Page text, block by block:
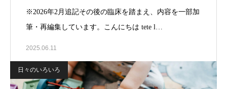
※2026年2月追記その後の臨床を踏まえ、内容を一部加
筆・再編集しています。こんにちは tete l…
2025.06.11
日々のいろいろ